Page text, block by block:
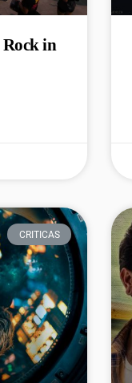
Rock in
CRITICAS